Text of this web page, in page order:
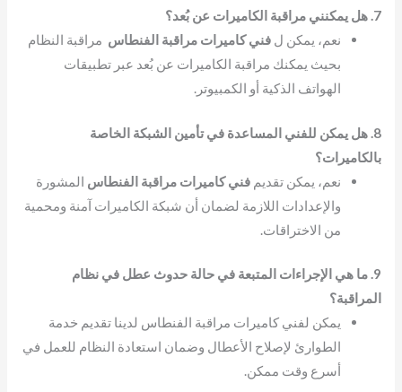
7. هل يمكنني مراقبة الكاميرات عن بُعد؟
نعم، يمكن لفني كاميرات مراقبة الفنطاس مراقبة النظام
بحيث يمكنك مراقبة الكاميرات عن بُعد عبر تطبيقات
الهواتف الذكية أو الكمبيوتر.
8. هل يمكن للفني المساعدة في تأمين الشبكة الخاصة
بالكاميرات؟
نعم، يمكن تقديمفني كاميرات مراقبة الفنطاس المشورة
والإعدادات اللازمة لضمان أن شبكة الكاميرات آمنة ومحمية
من الاختراقات.
9. ما هي الإجراءات المتبعة في حالة حدوث عطل في نظام
المراقبة؟
يمكن لفني كاميرات مراقبة الفنطاس لدينا تقديم خدمة
الطوارئ لإصلاح الأعطال وضمان استعادة النظام للعمل في
أسرع وقت ممكن.